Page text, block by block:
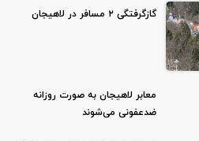
گازگرفتگی ۲ مسافر در لاهیجان
معابر لاهیجان به صورت روزانه
ضدعفونی می‌شوند